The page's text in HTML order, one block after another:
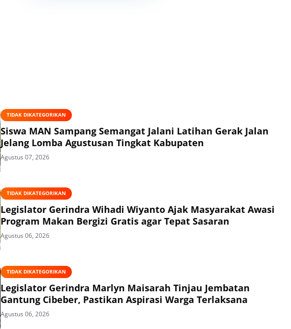
TIDAK DIKATEGORIKAN
Siswa MAN Sampang Semangat Jalani Latihan Gerak Jalan
Jelang Lomba Agustusan Tingkat Kabupaten
Agustus 07, 2026
TIDAK DIKATEGORIKAN
Legislator Gerindra Wihadi Wiyanto Ajak Masyarakat Awasi
Program Makan Bergizi Gratis agar Tepat Sasaran
Agustus 06, 2026
TIDAK DIKATEGORIKAN
Legislator Gerindra Marlyn Maisarah Tinjau Jembatan
Gantung Cibeber, Pastikan Aspirasi Warga Terlaksana
Agustus 06, 2026